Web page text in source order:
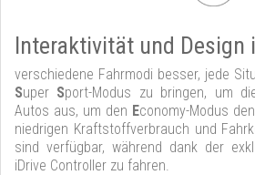
Interaktivität und Design
verschiedene Fahrmodi besser, jede
Super Sport-Modus zu bringen, um
Autos aus, um den Economy-Modus
niedrigen Kraftstoffverbrauch und
sind verfügbar, während dank der
iDrive Controller zu fahren.